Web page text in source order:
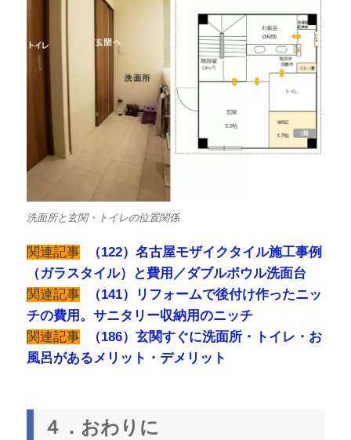
洗面所と玄関・トイレの位置関係
関連記事
（122）名古屋モザイクタイル施工事例
（ガラスタイル）と費用／ダブルボウル洗面台
関連記事
（141）リフォームで後付け作ったニッ
チの費用。サニタリー収納用のニッチ
関連記事
（186）玄関すぐに洗面所・トイレ・お
風呂があるメリット・デメリット
４．おわりに